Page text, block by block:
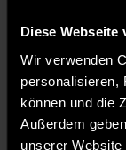
Diese Webseite
Wir verwenden
personalisieren,
können und die
Außerdem
unserer
Referenten:
Daniel
Der Online
in die